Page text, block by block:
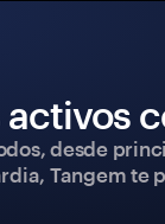
desde
Tangem